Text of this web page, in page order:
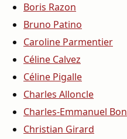
Boris Razon
Bruno Patino
Caroline Parmentier
Céline Calvez
Céline Pigalle
Charles Alloncle
Charles-Emmanuel Bon
Christian Girard